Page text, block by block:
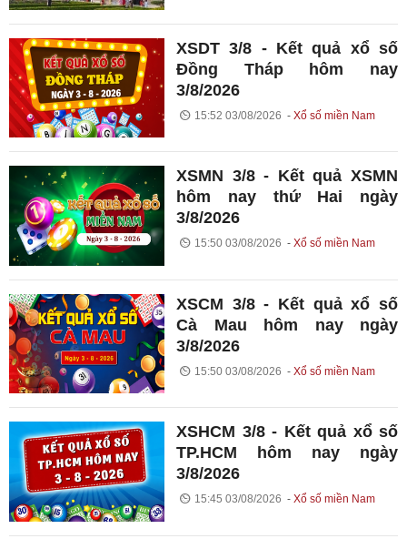
XSDT 3/8 - Kết quả xổ số
Đồng Tháp hôm nay
3/8/2026
15:52 03/08/2026 Xổ số miền Nam
XSMN 3/8 - Kết quả XSMN
hôm nay thứ Hai ngày
3/8/2026
15:50 03/08/2026 Xổ số miền Nam
XSCM 3/8 - Kết quả xổ số
Cà Mau hôm nay ngày
3/8/2026
15:50 03/08/2026 Xổ số miền Nam
XSHCM 3/8 - Kết quả xổ số
TP.HCM hôm nay ngày
3/8/2026
15:45 03/08/2026 Xổ số miền Nam